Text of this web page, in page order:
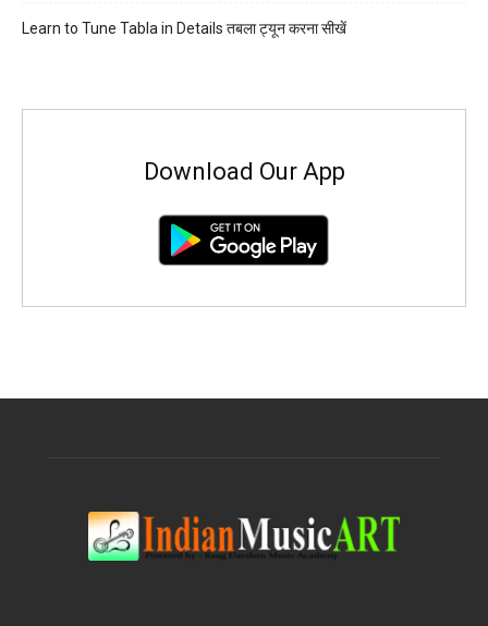
Learn to Tune Tabla in Details तबला ट्यून करना सीखें
Download Our App